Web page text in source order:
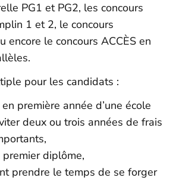
PG1 et PG2, les concours
1 et 2, le concours
encore le concours ACCÈS en
pour les candidats :
première année d’une école
deux ou trois années de frais
premier diplôme,
prendre le temps de se forger